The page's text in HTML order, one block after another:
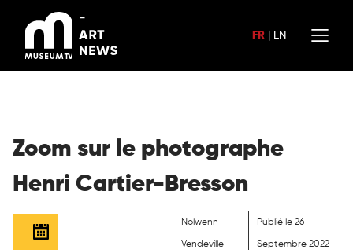
contenu
FR EN
Zoom sur le photographe
Henri Cartier-Bresson
Nolwenn
Vendeville
Publié le 26
Septembre 2022